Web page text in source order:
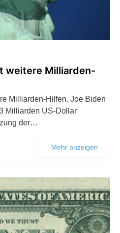
weitere Milliarden-
Milliarden-Hilfen. Joe Biden
Milliarden US-Dollar
der…
Mehr anzeigen